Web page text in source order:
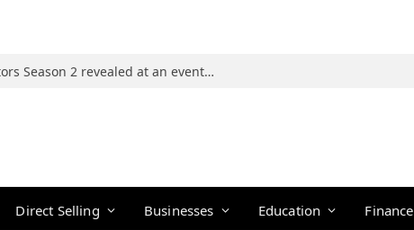
Photos: 21 players of The Traitors Season 2 revealed at an event in Mumbai
Direct Selling Businesses Education Finance